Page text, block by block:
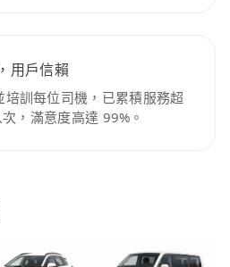
用戶信賴
培訓每位司機，已累積服務超
，滿意度高達 99%。